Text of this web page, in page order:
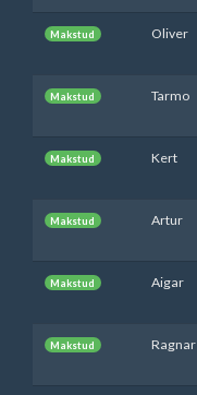
Makstud Oliver
Makstud Tarmo
Makstud Kert
Makstud Artur
Makstud Aigar
Makstud Ragnar